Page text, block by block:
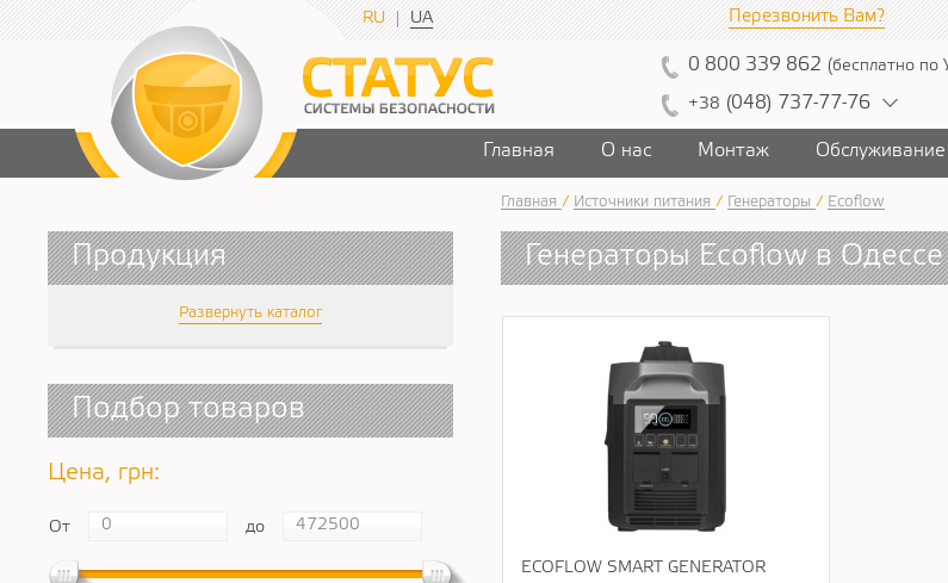
RU UA Перезвонить Вам?
0 800 339 862 (бесплатно по
+38 (048) 737-7 7-76
Главная О нас Монтаж Обслуживание
Продукция
Развернуть каталог
Подбор товаров
Цена, грн:
От до
Главная / Источники питания / Генераторы / Ecoflow
Генераторы Ecoflow в Одессе
ECOFLOW SMART GENERATOR